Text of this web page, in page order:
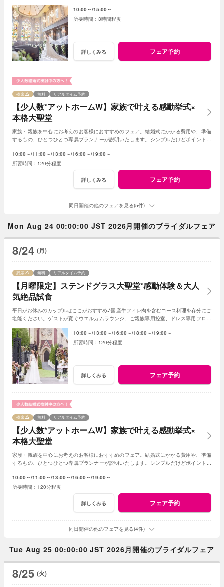
10:00～ 15:00～
3時間程度
詳しくみる フェア予約
【少人数*アットホームW】家族で叶える感動挙式×
本格大聖堂
残席 無料 リアルタイム予約
家族・親族を中心にお考えのお客様におすすめのフェア。結婚式にかかる費用や、準備
するもの、ひとつひとつ専属プランナーが説明いたします。シンプルだけどポイントを
10:00～ 11:00～ 13:00～ 16:00～ 19:00～
120分程度
詳しくみる フェア予約
同日開催の他のフェアを見る(5件)
Mon Aug 24 00:00:00 JST 2026月開催のブライダルフェア
8/24 (月)
【月曜限定】ステンドグラス大聖堂*感動体験＆大人
気絶品試食
残席 無料 リアルタイム予約
平日がお休みのカップルはここがおすすめ♪国産牛フィレ肉を含むコース料理を存分にご
堪能ください。ゲストが寛ぐウエルカムラウンジ、ご親族専用控室、ドレス専用フロア
10:00～ 13:00～ 16:00～ 18:00～ 19:00～
120分程度
詳しくみる フェア予約
【少人数*アットホームW】家族で叶える感動挙式×
本格大聖堂
残席 無料 リアルタイム予約
家族・親族を中心にお考えのお客様におすすめのフェア。結婚式にかかる費用や、準備
するもの、ひとつひとつ専属プランナーが説明いたします。シンプルだけどポイントを
10:00～ 11:00～ 13:00～ 16:00～ 19:00～
120分程度
詳しくみる フェア予約
同日開催の他のフェアを見る(4件)
Tue Aug 25 00:00:00 JST 2026月開催のブライダルフェア
8/25 (火)